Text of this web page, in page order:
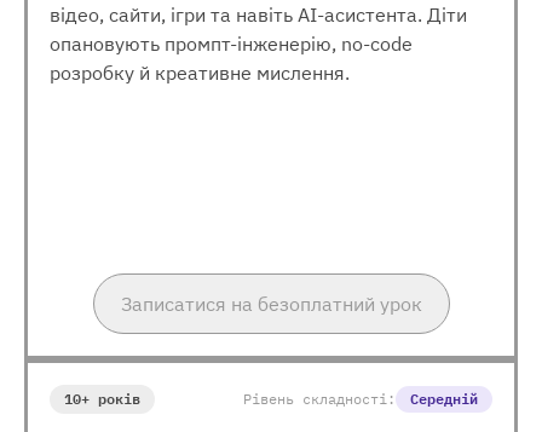
відео, сайти, ігри та навіть AI-асистента. Діти
опановують промпт-інженерію, no-code
розробку й креативне мислення.
Записатися на безоплатний урок
10+ років Рівень складності: Середній